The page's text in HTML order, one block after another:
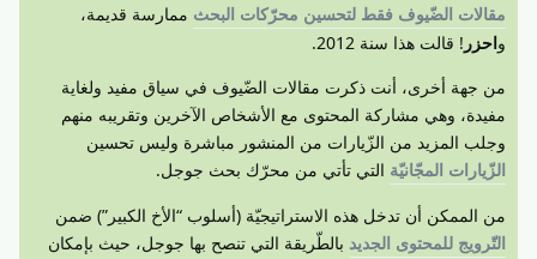
مقالات الضّيوف فقط لتحسين محرّكات البحث ممارسة قديمة،
واحزر ! قالت هذا سنة 2012.
من جهة أخرى، أنت ذكرت مقالات الضّيوف في سياق مفيد ولغاية
مفيدة، وهي مشاركة المحتوى مع الأشخاص الآخرين وتقريبه منهم
وجلب المزيد من الزّيارات من المنشور مباشرة وليس تحسين
الزّيارات المجّانيّة التي تأتي من محرّك بحث جوجل.
من الممكن أن تدخل هذه الاستراتيجيّة (أسلوب “الأخ الكبير”) ضمن
التّرويج للمحتوى الجديد بالطّريقة التي تنصح بها جوجل، حيث بإمكان